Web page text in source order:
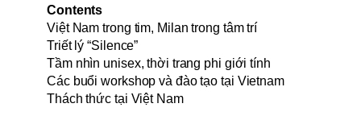
Contents
Việt Nam trong tim, Milan trong tâm trí
Triết lý “Silence”
Tầm nhìn unisex, thời trang phi giới tính
Các buổi workshop và đào tạo tại Vietnam
Thách thức tại Việt Nam